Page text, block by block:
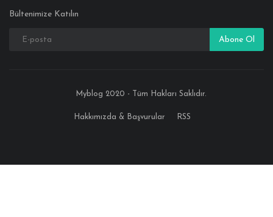
Bültenimize Katılın
Abone Ol
Myblog 2020 - Tüm Hakları Saklıdır.
Hakkımızda & Başvurular RSS